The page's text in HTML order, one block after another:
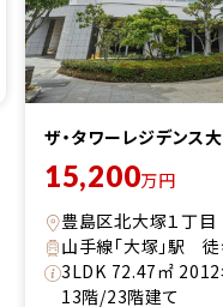
ザ・タワーレジデンス
15,200万円
豊島区北大塚１丁目
山手線「大塚」駅
3LDK 72.47㎡
13階/23階建て